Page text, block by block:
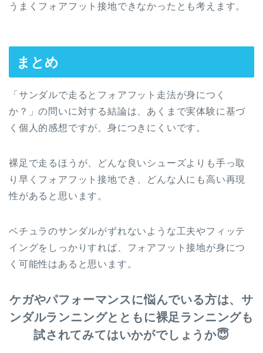
うまくフォアフット接地できなかったとも考えます。
まとめ
「サンダルで走るとフォアフット走法が身につく
か？」の問いに対する結論は、 あくまで実体験に基づ
く個人的感想ですが、身につきにくいです。
裸足で走るほうが、どんな良いシューズよりも手っ取
り早くフォアフット接地でき、どんな人にも高い再現
性があると思います。
ベチュラのサンダルがずれないような工夫やフィッテ
イングをしっかりすれば、フォアフット接地が身につ
く可能性はあると思います。
ケガやパフォーマンスに悩んでいる方は、サ
ンダルランニングとともに裸足ランニングも
試されてみてはいかがでしょうか😇